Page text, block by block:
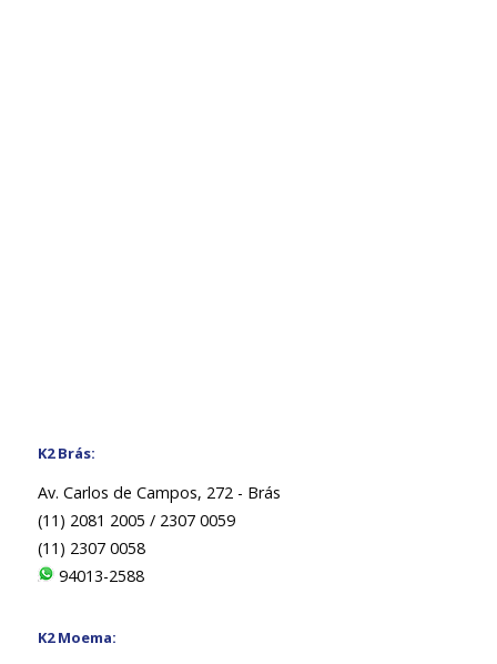
K2 Brás:
Av. Carlos de Campos, 272 - Brás
(11) 2081 2005 / 2307 0059
(11) 2307 0058
94013-2588
K2 Moema: